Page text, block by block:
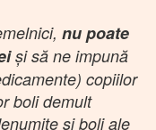
nu poate
și să ne impună
copiilor
boli demult
și boli ale